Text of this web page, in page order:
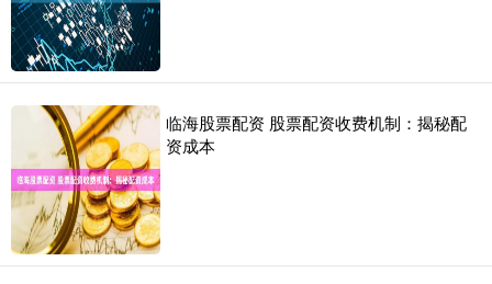
临海股票配资 股票配资收费机制：揭秘配
资成本